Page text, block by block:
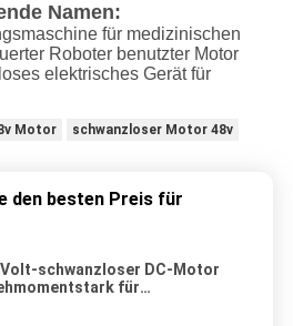
Namen:
für medizinischen
Roboter benutzter Motor
elektrisches Gerät für
Motor schwanzloser Motor 48v
den besten Preis für
Volt-schwanzloser DC-Motor
für